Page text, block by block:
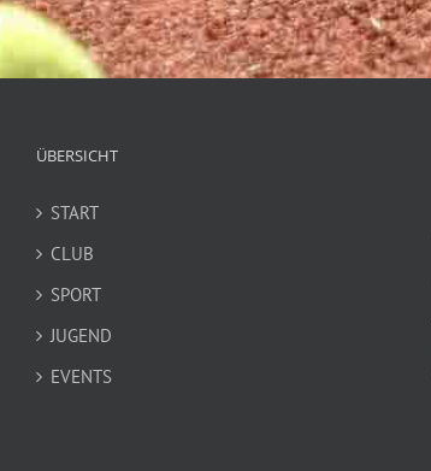
ÜBERSICHT
START
CLUB
SPORT
JUGEND
EVENTS